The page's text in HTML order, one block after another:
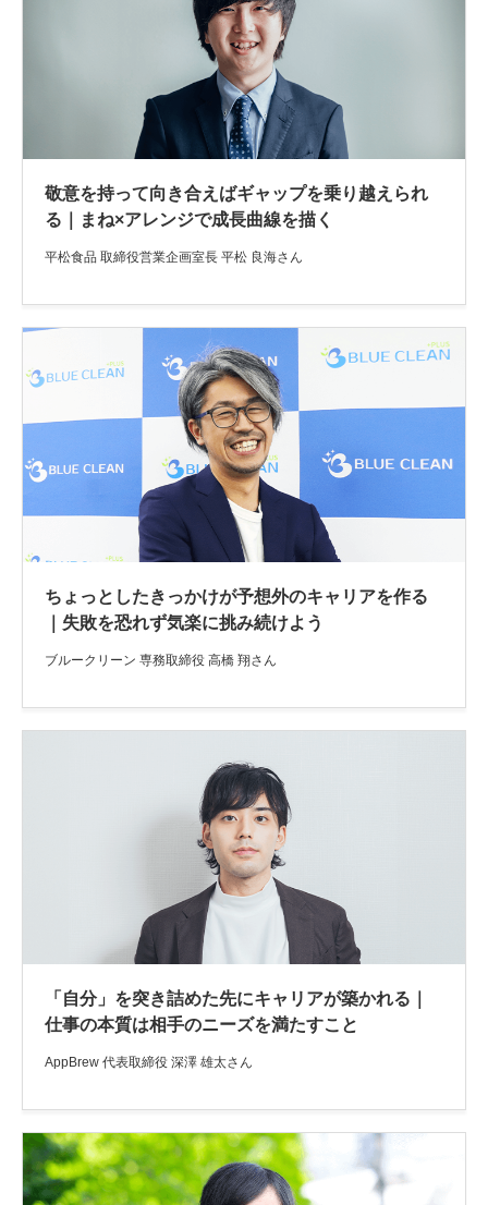
敬意を持って向き合えばギャップを乗り越えられ
る｜まね×アレンジで成長曲線を描く
平松食品 取締役営業企画室長 平松 良海さん
ちょっとしたきっかけが予想外のキャリアを作る
｜失敗を恐れず気楽に挑み続けよう
ブルークリーン 専務取締役 高橋 翔さん
「自分」を突き詰めた先にキャリアが築かれる｜
仕事の本質は相手のニーズを満たすこと
AppBrew 代表取締役 深澤 雄太さん